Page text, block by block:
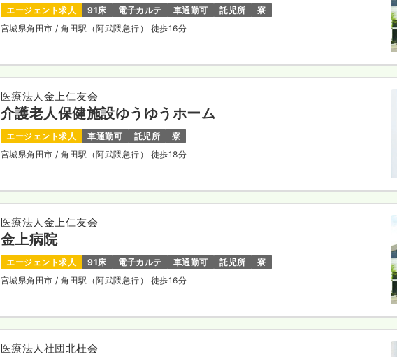
エージェント求人 91床 電子カルテ 車通勤可 託児所
寮
宮城県角田市 / 角田駅（阿武隈急行） 徒歩16分
医療法人金上仁友会
介護老人保健施設ゆうゆうホーム
エージェント求人 車通勤可 託児所
寮
宮城県角田市 / 角田駅（阿武隈急行） 徒歩18分
医療法人金上仁友会
金上病院
エージェント求人 91床 電子カルテ 車通勤可 託児所
寮
宮城県角田市 / 角田駅（阿武隈急行） 徒歩16分
医療法人社団北杜会